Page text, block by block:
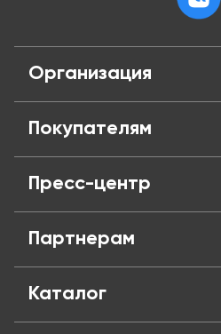
Организация
Отзывы
Адреса магазинов
Вакансии
Политика
Публичная оферта
Покупателям
Оплата и кредит
Обмен и возврат
Частые вопросы
Пресс-центр
Блог
Партнерам
Каталог